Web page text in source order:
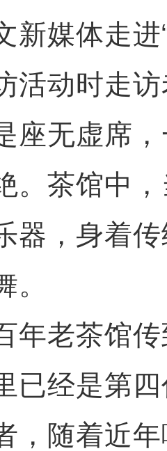
新媒体走进
活动时走
座无虚席
。茶馆中
器，身着
。
老茶馆传
已经是第
，随着近